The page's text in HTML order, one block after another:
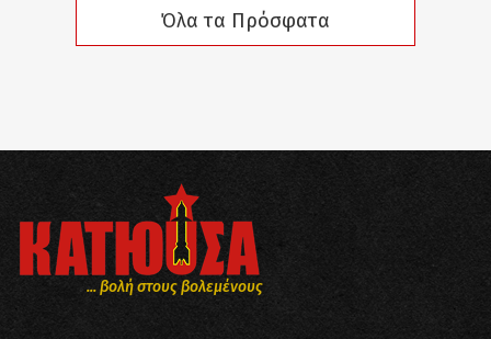
Όλα τα Πρόσφατα
... βολή στους βολεμένους